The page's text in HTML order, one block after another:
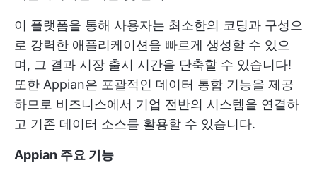
이 플랫폼을 통해 사용자는 최소한의 코딩과 구성으
로 강력한 애플리케이션을 빠르게 생성할 수 있으
며, 그 결과 시장 출시 시간을 단축할 수 있습니다!
또한 Appian은 포괄적인 데이터 통합 기능을 제공
하므로 비즈니스에서 기업 전반의 시스템을 연결하
고 기존 데이터 소스를 활용할 수 있습니다.
Appian 주요 기능